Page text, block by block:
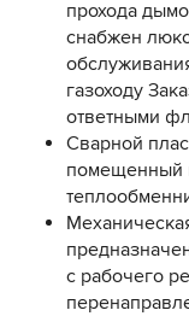
прохода
снабжен
газоходу
ответными
Сварной
помещенный
с рабочего